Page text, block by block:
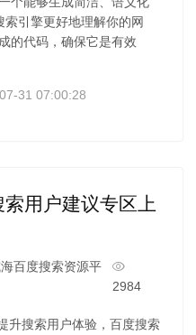
引擎更好地理解你的网
的代码，确保它是有效
31 07:00:28
用户建议专区上
百度搜索资源平
2984
升搜索用户体验，百度搜索